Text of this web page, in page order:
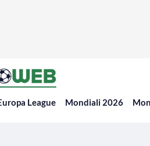
League Mondiali 2026